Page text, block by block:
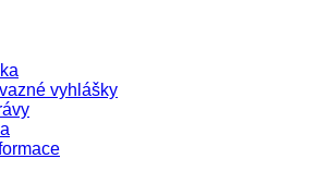
vyhlášky